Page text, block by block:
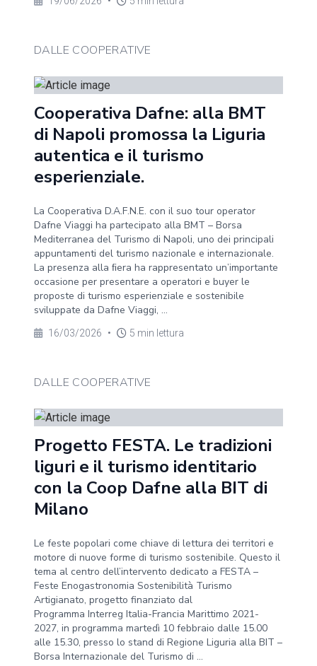
DALLE COOPERATIVE
Cooperativa Dafne: alla BMT
di Napoli promossa la Liguria
autentica e il turismo
esperienziale.
La Cooperativa D.A.F.N.E. con il suo tour operator
Dafne Viaggi ha partecipato alla BMT – Borsa
Mediterranea del Turismo di Napoli, uno dei principali
appuntamenti del turismo nazionale e internazionale.
La presenza alla ﬁera ha rappresentato un’importante
occasione per presentare a operatori e buyer le
proposte di turismo esperienziale e sostenibile
sviluppate da Dafne Viaggi, ...
16/03/2026 • 5 min lettura
DALLE COOPERATIVE
Progetto FESTA. Le tradizioni
liguri e il turismo identitario
con la Coop Dafne alla BIT di
Milano
Le feste popolari come chiave di lettura dei territori e
motore di nuove forme di turismo sostenibile. Questo il
tema al centro dell’intervento dedicato a FESTA –
Feste Enogastronomia Sostenibilità Turismo
Artigianato, progetto finanziato dal
Programma Interreg Italia-Francia Marittimo 2021-
2027, in programma martedì 10 febbraio dalle 15.00
alle 15.30, presso lo stand di Regione Liguria alla BIT –
Borsa Internazionale del Turismo di ...